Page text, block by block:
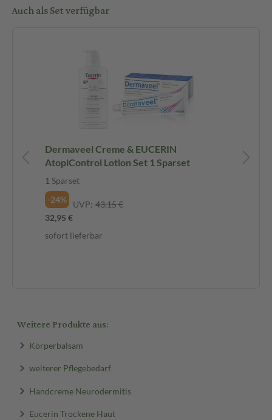
Auch als Set verfügbar
Dermaveel Creme & EUCERIN
AtopiControl Lotion Set 1 Sparset
1 Sparset
-24%
UVP: 43,15 €
32,95 €
sofort lieferbar
Weitere Produkte aus:
Körperbalsam
weiterer Pflegebedarf
Handcreme Neurodermitis
Eucerin Trockene Haut